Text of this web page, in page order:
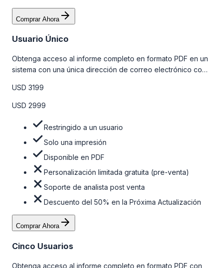
Comprar Ahora
Usuario Único
Obtenga acceso al informe completo en formato PDF en un
sistema con una única dirección de correo electrónico con
la tabla de precios a continuación.
USD 3199
USD 2999
Restringido a un usuario
Solo una impresión
Disponible en PDF
Personalización limitada gratuita (pre-venta)
Soporte de analista post venta
Descuento del 50% en la Próxima Actualización
Comprar Ahora
Cinco Usuarios
Obtenga acceso al informe completo en formato PDF con